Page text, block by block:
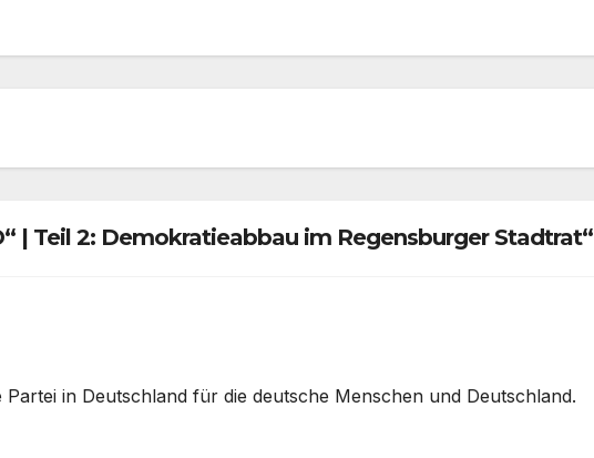
| Teil 2: Demokratieabbau im Regensburger Stadtrat“
Partei in Deutschland für die deutsche Menschen und Deutschland.